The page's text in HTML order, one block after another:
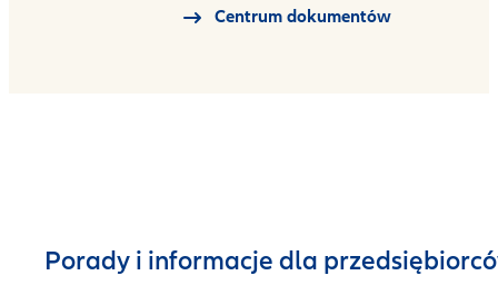
Centrum dokumentów
Porady i informacje dla